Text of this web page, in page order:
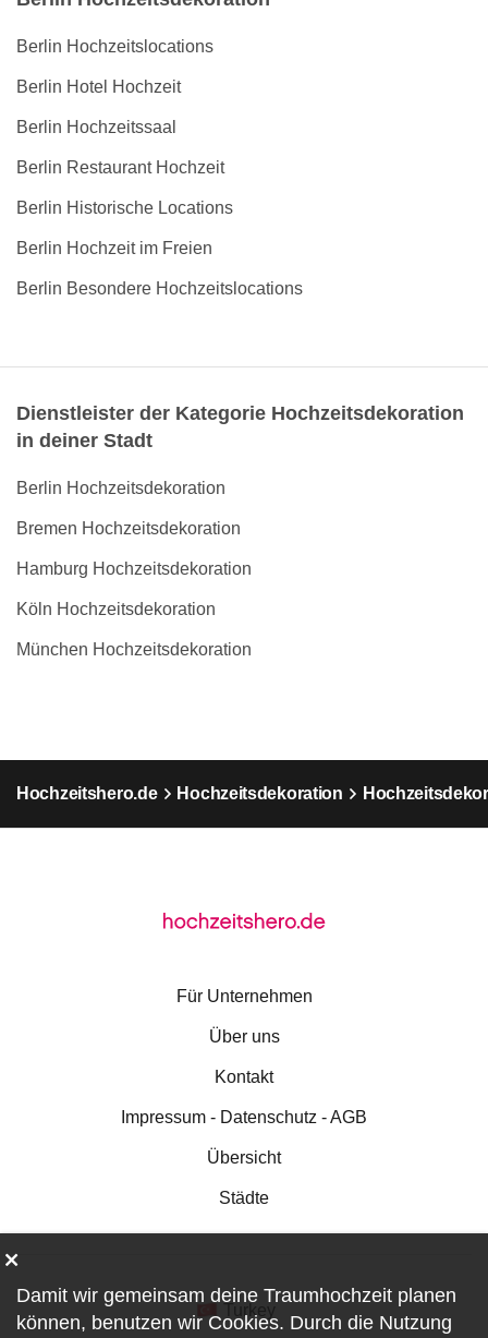
Berlin Hochzeitslocations
Berlin Hotel Hochzeit
Berlin Hochzeitssaal
Berlin Restaurant Hochzeit
Berlin Historische Locations
Berlin Hochzeit im Freien
Berlin Besondere Hochzeitslocations
Dienstleister der Kategorie Hochzeitsdekoration
in deiner Stadt
Berlin Hochzeitsdekoration
Bremen Hochzeitsdekoration
Hamburg Hochzeitsdekoration
Köln Hochzeitsdekoration
München Hochzeitsdekoration
Hochzeitshero.de Hochzeitsdekoration
Für Unternehmen
Über uns
Kontakt
Impressum - Datenschutz - AGB
Übersicht
Städte
Damit wir gemeinsam deine Traumhochzeit planen
können, benutzen wir Cookies. Durch die Nutzung